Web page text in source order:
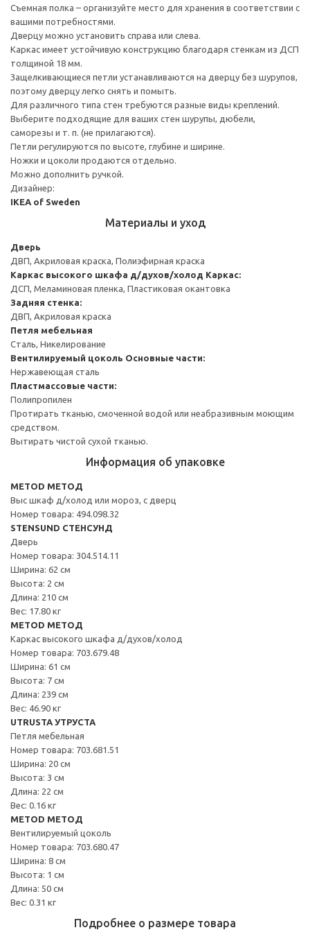
Съемная полка – организуйте место для хранения в соответствии с
вашими потребностями.
Дверцу можно установить справа или слева.
Каркас имеет устойчивую конструкцию благодаря стенкам из ДСП
толщиной 18 мм.
Защелкивающиеся петли устанавливаются на дверцу без шурупов,
поэтому дверцу легко снять и помыть.
Для различного типа стен требуются разные виды креплений.
Выберите подходящие для ваших стен шурупы, дюбели,
саморезы и т. п. (не прилагаются).
Петли регулируются по высоте, глубине и ширине.
Ножки и цоколи продаются отдельно.
Можно дополнить ручкой.
Дизайнер:
IKEA of Sweden
Материалы и уход
Дверь
ДВП, Акриловая краска, Полиэфирная краска
Каркас высокого шкафа д/духов/холод Каркас:
ДСП, Меламиновая пленка, Пластиковая окантовка
Задняя стенка:
ДВП, Акриловая краска
Петля мебельная
Сталь, Никелирование
Вентилируемый цоколь Основные части:
Нержавеющая сталь
Пластмассовые части:
Полипропилен
Протирать тканью, смоченной водой или неабразивным моющим
средством.
Вытирать чистой сухой тканью.
Информация об упаковке
METOD МЕТОД
Выс шкаф д/холод или мороз, с дверц
Номер товара: 494.098.32
STENSUND СТЕНСУНД
Дверь
Номер товара: 304.514.11
Ширина: 62 см
Высота: 2 см
Длина: 210 см
Вес: 17.80 кг
METOD МЕТОД
Каркас высокого шкафа д/духов/холод
Номер товара: 703.679.48
Ширина: 61 см
Высота: 7 см
Длина: 239 см
Вес: 46.90 кг
UTRUSTA УТРУСТА
Петля мебельная
Номер товара: 703.681.51
Ширина: 20 см
Высота: 3 см
Длина: 22 см
Вес: 0.16 кг
METOD МЕТОД
Вентилируемый цоколь
Номер товара: 703.680.47
Ширина: 8 см
Высота: 1 см
Длина: 50 см
Вес: 0.31 кг
Подробнее о размере товара